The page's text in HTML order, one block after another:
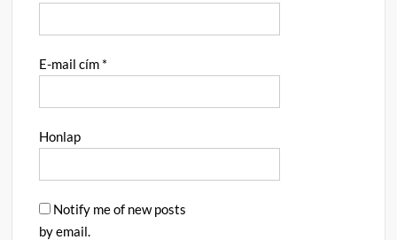
E-mail cím *
Honlap
Notify me of new posts
by email.